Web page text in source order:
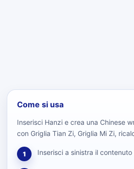
Come si usa
Inserisci Hanzi e crea una Chinese
con Griglia Tian Zi, Griglia Mi Zi,
1 Inserisci a sinistra il